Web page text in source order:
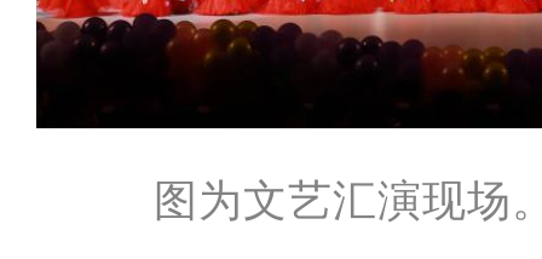
图为文艺汇演现场